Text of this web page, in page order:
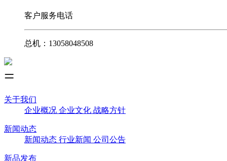
客户服务电话
总机：13058048508
关于我们
企业概况 企业文化 战略方针
新闻动态
新闻动态 行业新闻 公司公告
新品发布